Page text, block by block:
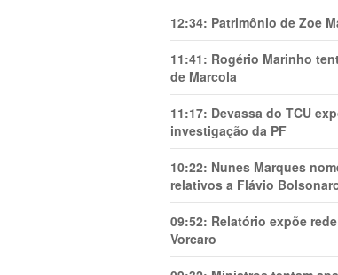
12:34: Patrimônio de Zoe
11:41: Rogério Marinho
de Marcola
11:17: Devassa do TCU
investigação da PF
10:22: Nunes Marques
relativos a Flávio
09:52: Relatório expõe
Vorcaro